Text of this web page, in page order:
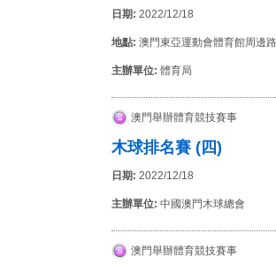
日期: 2022/12/18
地點: 澳門東亞運動會體育館周邊
主辦單位: 體育局
澳門舉辦體育競技賽事
木球排名賽 (四)
日期: 2022/12/18
主辦單位: 中國澳門木球總會
澳門舉辦體育競技賽事